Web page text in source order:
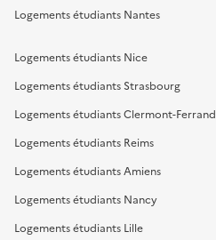
Logements étudiants Nantes
Logements étudiants Nice
Logements étudiants Strasbourg
Logements étudiants Clermont-Ferrand
Logements étudiants Reims
Logements étudiants Amiens
Logements étudiants Nancy
Logements étudiants Lille